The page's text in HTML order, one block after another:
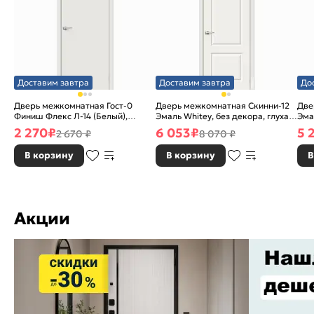
Доставим завтра
Дверь межкомнатная Гост-0
Финиш Флекс Л-14 (Белый),
глухая, каркасно-щитовая
2 270₽2 670 ₽
В корзину
Доставим завтра
Дверь межкомнатная Скинни-12
Эмаль Whitey, без декора, глухая,
без стекла, без кромки, скиновая
6 053₽8 070 ₽
В корзину
5
Акции